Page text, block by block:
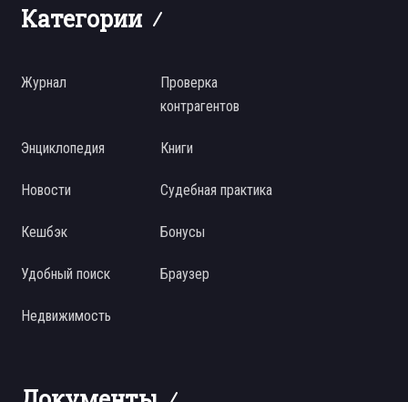
Категории
Журнал
Проверка
контрагентов
Энциклопедия Книги
Новости Судебная практика
Кешбэк Бонусы
Удобный поиск Браузер
Недвижимость